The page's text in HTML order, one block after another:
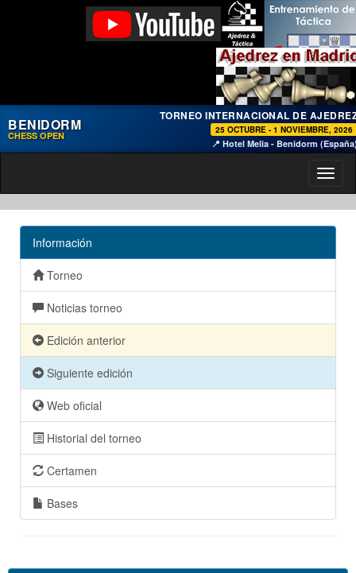
BENIDORM
CHESS OPEN
TORNEO INTERNACIONAL DE
25 OCTUBRE - 1 NOVIEMBRE, 2026
📍 Hotel Melia - Benidorm
Información
Torneo
Noticias torneo
Edición anterior
Siguiente edición
Web oficial
Historial del torneo
Certamen
Bases